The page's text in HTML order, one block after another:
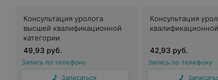
Консультация уролога
высшей квалификационной
категории
49,93 руб.
Запись по телефону
Записаться
Консультация
42,93 руб.
Запись по телефону